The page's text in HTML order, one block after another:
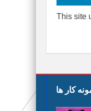
This site
کار ها